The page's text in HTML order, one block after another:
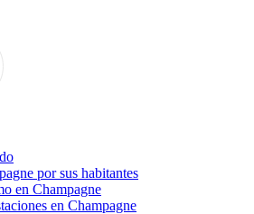
por sus habitantes
en Champagne
en Champagne